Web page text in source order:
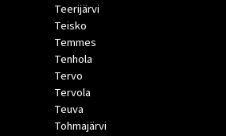
Teerijärvi
Teisko
Temmes
Tenhola
Tervo
Tervola
Teuva
Tohmajärvi